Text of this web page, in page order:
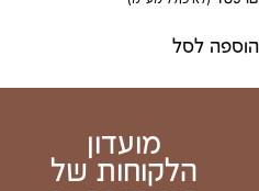
הוספה לסל
מועדון
הלקוחות של